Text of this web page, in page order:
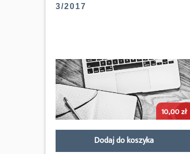
3/2017
10,00zł
Dodaj do koszyka